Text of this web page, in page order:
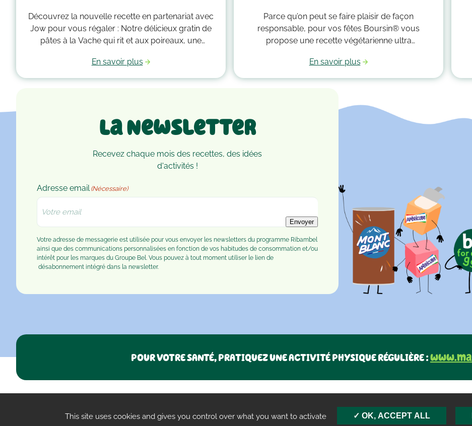
Découvrez la nouvelle recette en partenariat avec
Jow pour vous régaler : Notre délicieux gratin de
pâtes à la Vache qui rit et aux poireaux, une
à chaque bouchée
En savoir plus
Parce qu’on peut se faire plaisir de façon
responsable, pour vos fêtes Boursin® vous
propose une recette végétarienne ultra
Une recette savoureuse 4 fois moins émettrice en
carbone qu’un risotto avec du poulet (source :
En savoir plus
La Newsletter
Recevez chaque mois des recettes, des idées
d'activités !
Adresse email (Nécessaire)
Envoyer
Votre adresse de messagerie est utilisée pour vous envoyer les newsletters du programme Ribambel
ainsi que des communications personnalisées en fonction de vos habitudes de consommation et/ou
intérêt pour les marques du Groupe Bel. Vous pouvez à tout moment utiliser le lien de
désabonnement intégré dans la newsletter.
POUR VOTRE SANTÉ, PRATIQUEZ UNE ACTIVITÉ PHYSIQUE RÉGULIÈRE :
This site uses cookies and gives you control over what you want to activate OK, ACCEPT ALL